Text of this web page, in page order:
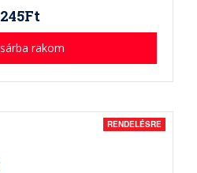
rakom
RENDELÉSRE